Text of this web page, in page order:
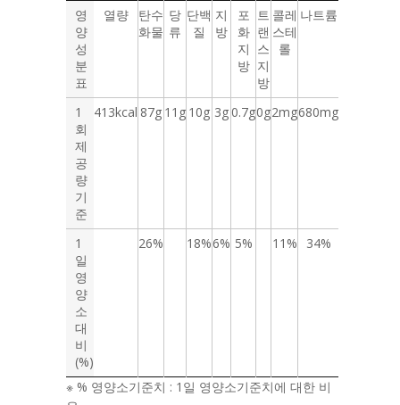
영
양
성
분
표
열량
탄수
화물
당
류
단백
질
지
방
포
화
지
방
트
랜
스
지
방
콜레
스테
롤
나트륨
1
회
제
공
량
기
준
413kcal 87g 11g 10g 3g 0.7g0g2mg680mg
1
일
영
양
소
대
비
(%)
26% 18%6% 5% 11% 34%
※ % 영양소기준치 : 1일 영양소기준치에 대한 비